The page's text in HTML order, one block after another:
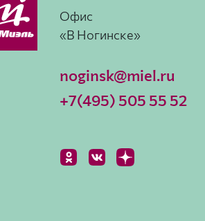
Офис
«В Ногинске»
noginsk@miel.ru
+7(495) 505 55 52